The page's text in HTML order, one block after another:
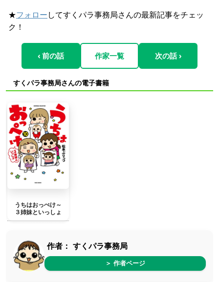
★フォロー してすくパラ事務局さんの最新記事をチェッ
ク！
‹ 前の話 作家一覧 次の話 ›
すくパラ事務局さんの電子書籍
うちはおっぺけ～
３姉妹といっしょ
作者： すくパラ事務局
＞ 作者ページ